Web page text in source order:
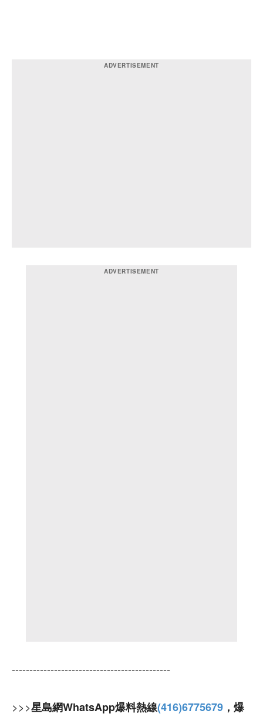
---------------------------------------------
>>>星島網WhatsApp爆料熱線(416)6775679 ，爆